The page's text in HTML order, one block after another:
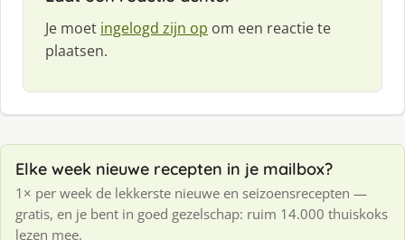
Je moet ingelogd zijn op om een reactie te
plaatsen.
Elke week nieuwe recepten in je mailbox?
1× per week de lekkerste nieuwe en seizoensrecepten —
gratis, en je bent in goed gezelschap: ruim 14.000 thuiskoks
lezen mee.